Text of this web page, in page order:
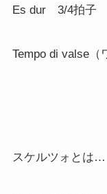
Es dur 3/4拍子
Tempo di valse（
スケルツォとは…